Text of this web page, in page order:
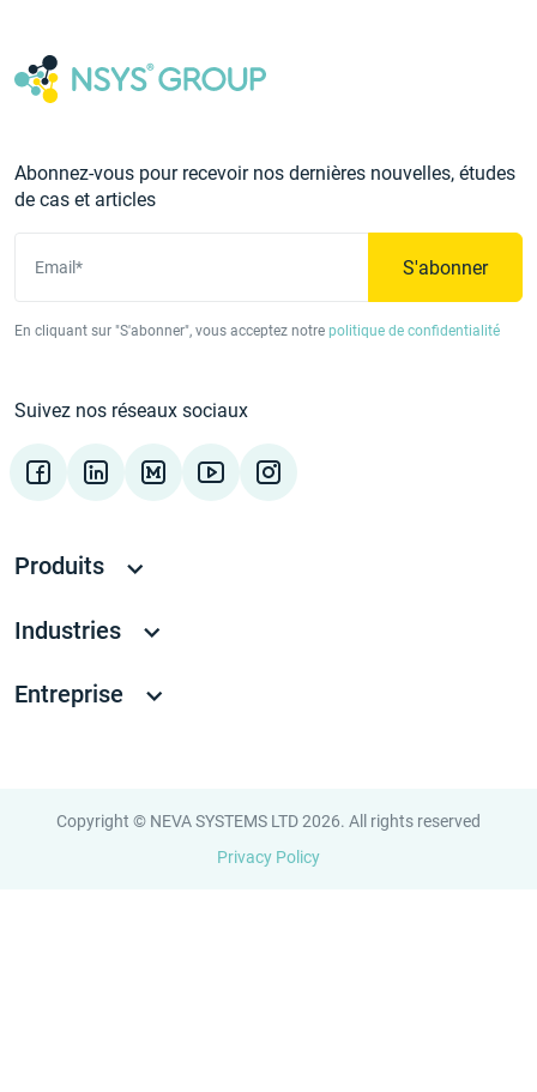
Abonnez-vous pour recevoir nos dernières nouvelles, études
de cas et articles
Email* S'abonner
En cliquant sur "S'abonner", vous acceptez notre politique de confidentialité
Suivez nos réseaux sociaux
Produits
Industries
Entreprise
Copyright © NEVA SYSTEMS LTD 2026. All rights reserved
Privacy Policy